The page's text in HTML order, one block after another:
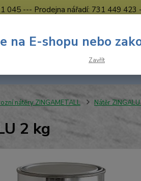
045 --- Prodejna nářadí: 731 449
Hledat
nátěry ZINGAMETALL Nátěr
2 kg
na E-shopu nebo
Zavřít